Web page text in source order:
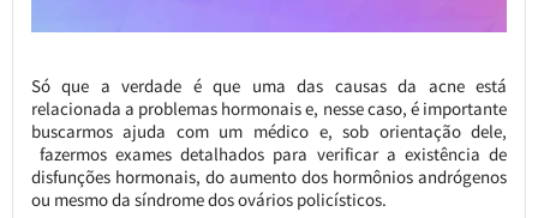
Só que a verdade é que uma das causas da acne está
relacionada a problemas hormonais e, nesse caso, é importante
buscarmos ajuda com um médico e, sob orientação dele,
fazermos exames detalhados para verificar a existência de
disfunções hormonais, do aumento dos hormônios andrógenos
ou mesmo da síndrome dos ovários policísticos.